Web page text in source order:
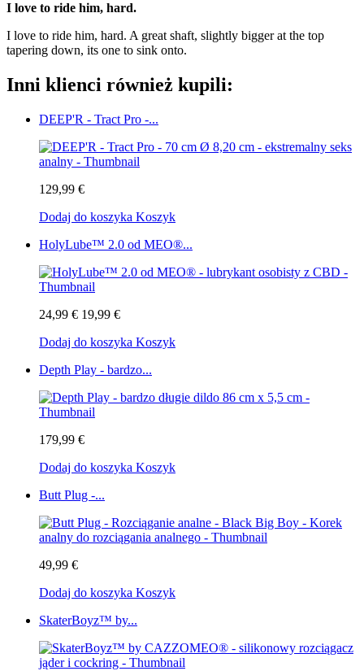
I love to ride him, hard.
I love to ride him, hard. A great shaft, slightly bigger at the top
tapering down, its one to sink onto.
Inni klienci również kupili:
DEEP'R - Tract Pro -...
129,99 €
Dodaj do koszyka Koszyk
HolyLube™ 2.0 od MEO®...
24,99 € 19,99 €
Dodaj do koszyka Koszyk
Depth Play - bardzo...
179,99 €
Dodaj do koszyka Koszyk
Butt Plug -...
49,99 €
Dodaj do koszyka Koszyk
SkaterBoyz™ by...